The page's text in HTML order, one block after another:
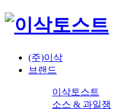
(주)이삭
브랜드
이삭토스트
소스 & 과일잼